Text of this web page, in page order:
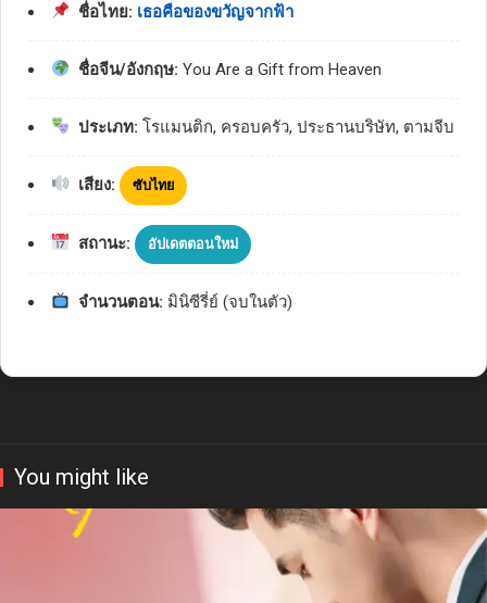
ชื่อไทย: เธอคือของขวัญจากฟ้า
ชื่อจีน/อังกฤษ: You Are a Gift from Heaven
ประเภท: โรแมนติก, ครอบครัว, ประธานบริษัท, ตามจีบ
เสียง: ซับไทย
สถานะ: อัปเดตตอนใหม่
จำนวนตอน: มินิซีรี่ย์ (จบในตัว)
You might like